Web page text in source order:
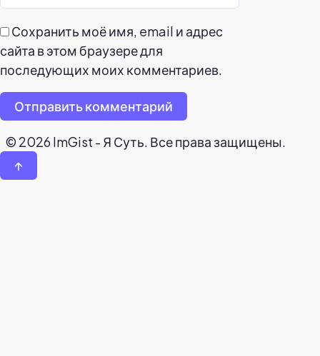
Сохранить моё имя, email и адрес
сайта в этом браузере для
последующих моих комментариев.
Отправить комментарий
© 2026 ImGist - Я Суть. Все права защищены.
↑